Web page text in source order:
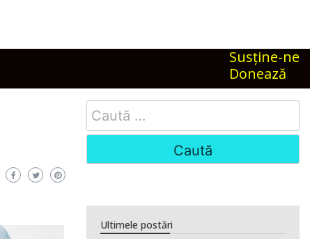
Susţine-ne
Donează
Search
for:
Ultimele postări